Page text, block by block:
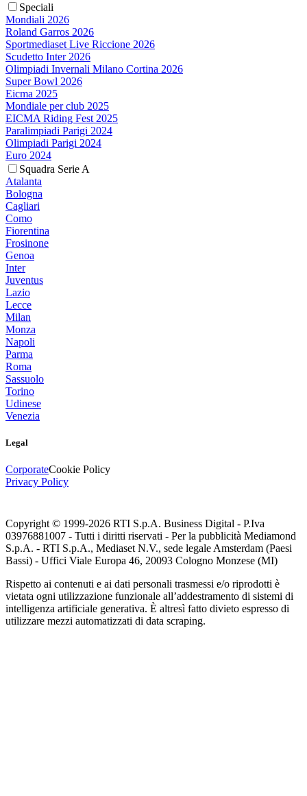
Speciali
Mondiali 2026
Roland Garros 2026
Sportmediaset Live Riccione 2026
Scudetto Inter 2026
Olimpiadi Invernali Milano Cortina 2026
Super Bowl 2026
Eicma 2025
Mondiale per club 2025
EICMA Riding Fest 2025
Paralimpiadi Parigi 2024
Olimpiadi Parigi 2024
Euro 2024
Squadra Serie A
Atalanta
Bologna
Cagliari
Como
Fiorentina
Frosinone
Genoa
Inter
Juventus
Lazio
Lecce
Milan
Monza
Napoli
Parma
Roma
Sassuolo
Torino
Udinese
Venezia
Legal
CorporateCookie Policy
Privacy Policy
Copyright © 1999-2026 RTI S.p.A. Business Digital - P.Iva
03976881007 - Tutti i diritti riservati - Per la pubblicità Mediamond
S.p.A. - RTI S.p.A., Mediaset N.V., sede legale Amsterdam (Paesi
Bassi) - Uffici Viale Europa 46, 20093 Cologno Monzese (MI)
Rispetto ai contenuti e ai dati personali trasmessi e/o riprodotti è
vietata ogni utilizzazione funzionale all’addestramento di sistemi di
intelligenza artificiale generativa. È altresì fatto divieto espresso di
utilizzare mezzi automatizzati di data scraping.